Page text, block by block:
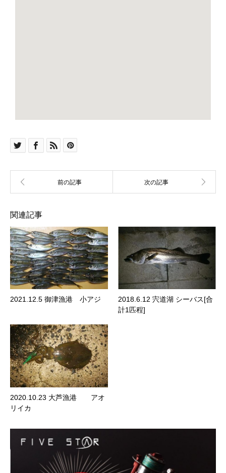
関連記事
2021.12.5 御津漁港 小アジ
2018.6.12 宍道湖 シーバス[合
計1匹程]
2020.10.23 大芦漁港 アオ
リイカ